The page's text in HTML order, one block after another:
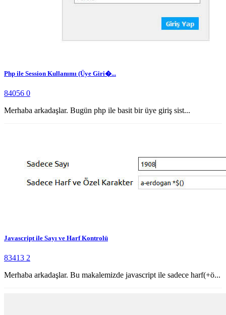
Php ile Session Kullanımı (Üye Giri�...
84056 0
Merhaba arkadaşlar. Bugün php ile basit bir üye giriş sist...
Javascript ile Sayı ve Harf Kontrolü
83413 2
Merhaba arkadaşlar. Bu makalemizde javascript ile sadece harf(+ö...